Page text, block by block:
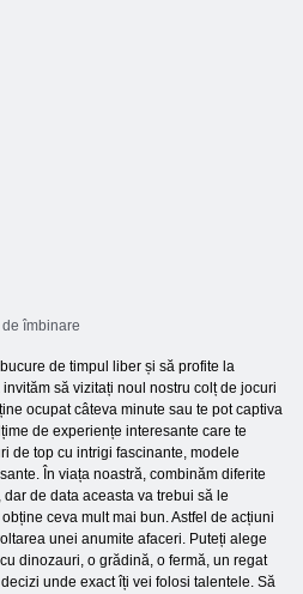
îmbinare
de timpul liber și să profite la
să vizitați noul nostru colț de jocuri
ocupat câteva minute sau te pot captiva
de experiențe interesante care te
de top cu intrigi fascinante, modele
În viața noastră, combinăm diferite
de data aceasta va trebui să le
ceva mult mai bun. Astfel de acțiuni
unei anumite afaceri. Puteți alege
dinozauri, o grădină, o fermă, un regat
unde exact îți vei folosi talentele. Să